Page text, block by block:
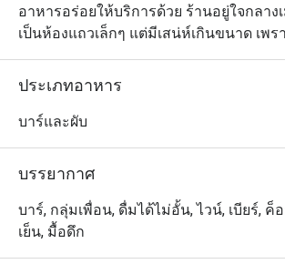
อาหารอร่อยให้บริการด้วย ร้านอยู่ใจกลาง
เป็นห้องแถวเล็กๆ แต่มีเสน่ห์เกินขนาด เพร
ประสบการณ์ความบันเทิงและเสียงดนตรี
ลืมให้กับลูกค้า และด้วยความที่ทางร้านจริง
เพื่อให้ผู้ฟังได้ใกล้ชิดกับศิลปินมากขึ้น ซึ่งก็
ข้าวผัดลาบหมู นอกจากนี้ เครื่องดื่มค็อกเท
ทางร้านก็เป็นอีกไฮไลต์ที่ทุกคนห้ามพลาด ซึ่
ประเภทอาหาร
บาร์และผับ
บรรยากาศ
บาร์, กลุ่มเพื่อน, ดื่มได้ไม่อั้น, ไวน์, เบียร์, ค็
เย็น, มื้อดึก